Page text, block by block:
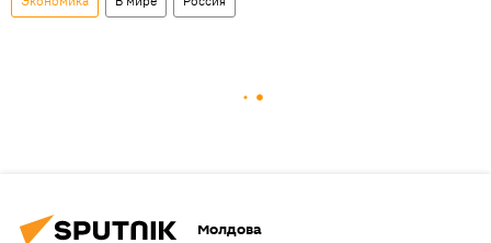
Молдова